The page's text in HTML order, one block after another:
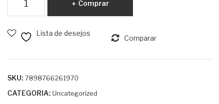
20
eira
FORTE
Comprar
Lista de desejos
Comparar
SKU: 7898766261970
CATEGORIA: Uncategorized